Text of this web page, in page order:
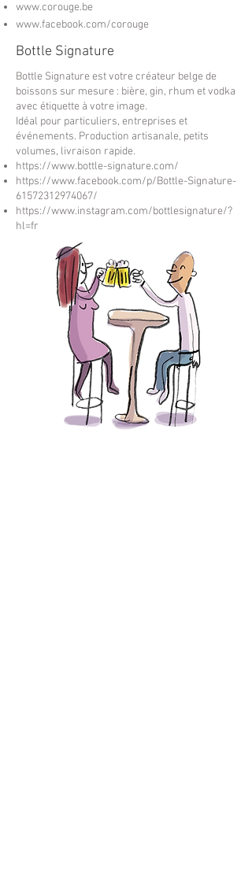
www.corouge.be
www.facebook.com/corouge
Bottle Signature
Bottle Signature est votre créateur belge de
boissons sur mesure : bière, gin, rhum et vodka
avec étiquette à votre image.
Idéal pour particuliers, entreprises et
événements. Production artisanale, petits
volumes, livraison rapide.
https://www.bottle-signature.com/
https://www.facebook.com/p/Bottle-Signature-
61572312974067/
https://www.instagram.com/bottlesignature/?
hl=fr